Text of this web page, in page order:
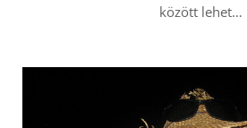
között lehet…